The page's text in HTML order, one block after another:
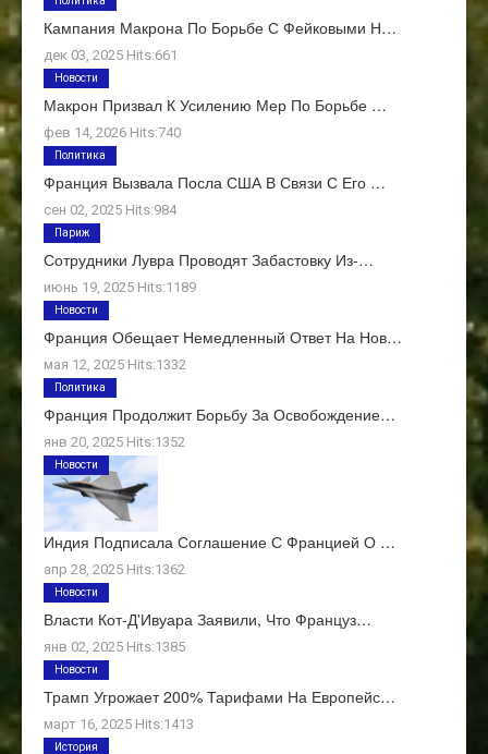
Кампания Макрона По Борьбе С Фейковыми Н…
дек 03, 2025 Hits:661
Макрон Призвал К Усилению Мер По Борьбе …
фев 14, 2026 Hits:740
Новости
Франция Вызвала Посла США В Связи С Его …
сен 02, 2025 Hits:984
Политика
Сотрудники Лувра Проводят Забастовку Из-…
июнь 19, 2025 Hits:1189
Париж
Франция Обещает Немедленный Ответ На Нов…
мая 12, 2025 Hits:1332
Новости
Франция Продолжит Борьбу За Освобождение…
янв 20, 2025 Hits:1352
Политика
Индия Подписала Соглашение С Францией О …
апр 28, 2025 Hits:1362
Новости
Власти Кот-Д'Ивуара Заявили, Что Француз…
янв 02, 2025 Hits:1385
Новости
Трамп Угрожает 200% Тарифами На Европейс…
март 16, 2025 Hits:1413
Новости
История